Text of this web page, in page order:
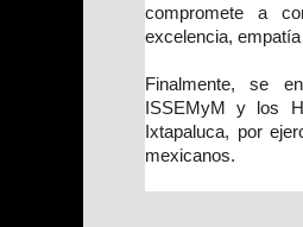
compromete a
excelencia,
Finalmente, se
ISSEMyM y los
Ixtapaluca, por
mexicanos.